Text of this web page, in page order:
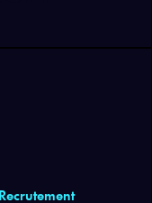
Recrutement